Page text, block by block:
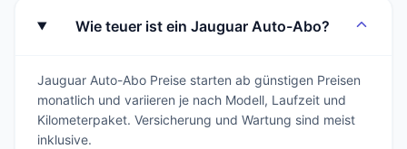
Wie teuer ist ein Jauguar Auto-Abo?
Jauguar Auto-Abo Preise starten ab günstigen Preisen
monatlich und variieren je nach Modell, Laufzeit und
Kilometerpaket. Versicherung und Wartung sind meist
inklusive.